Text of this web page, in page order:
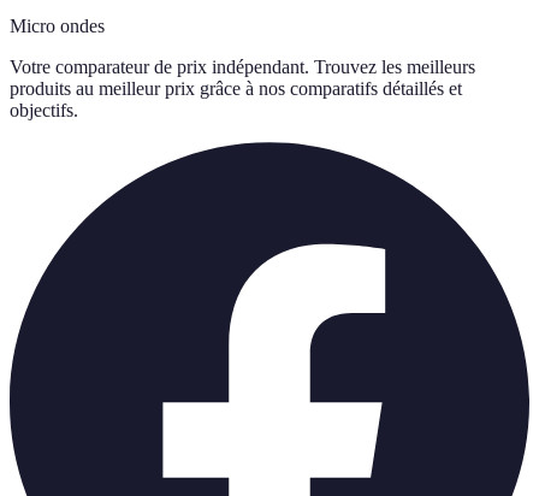
Micro ondes
Votre comparateur de prix indépendant. Trouvez les meilleurs
produits au meilleur prix grâce à nos comparatifs détaillés et
objectifs.